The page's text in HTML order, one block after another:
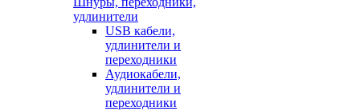
удлинители
USB кабели,
удлинители и
переходники
Аудиокабели,
удлинители и
переходники